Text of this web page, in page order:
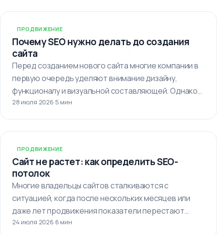
ПРОДВИЖЕНИЕ
Почему SEO нужно делать до создания
сайта
Перед созданием нового сайта многие компании в
первую очередь уделяют внимание дизайну,
функционалу и визуальной составляющей. Однако
важно…
28 июля 2026·5 мин
ПРОДВИЖЕНИЕ
Сайт не растет: как определить SEO-
потолок
Многие владельцы сайтов сталкиваются с
ситуацией, когда после нескольких месяцев или
даже лет продвижения показатели перестают
улучшаться. Кажется,…
24 июля 2026·6 мин